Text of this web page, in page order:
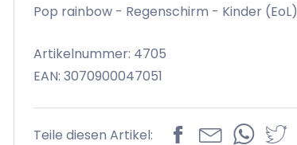
Pop rainbow - Regenschirm - Kinder (EoL)
Artikelnummer: 4705
EAN: 3070900047051
Teile diesen Artikel: